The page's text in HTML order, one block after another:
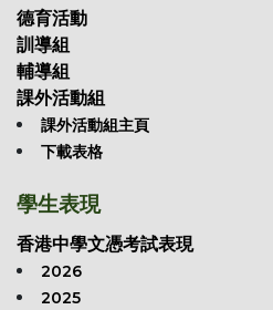
德育活動
訓導組
輔導組
課外活動組
課外活動組主頁
下載表格
學生表現
香港中學文憑考試表現
2026
2025